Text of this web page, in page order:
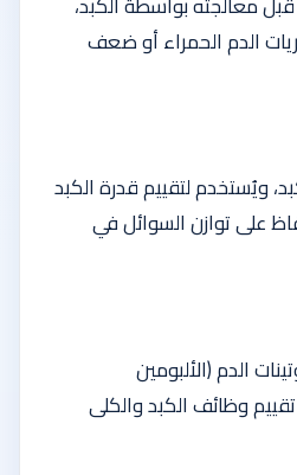
الدم الحمراء أو ضعف
ويُستخدم لتقييم قدرة الكبد
على توازن السوائل في
الدم (الألبومين
وظائف الكبد والكلى